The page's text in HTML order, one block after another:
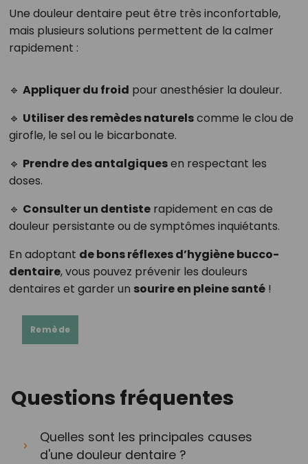
Une douleur dentaire peut être très inconfortable,
mais plusieurs solutions permettent de la calmer
rapidement :
🔹 Appliquer du froid pour anesthésier la douleur.
🔹 Utiliser des remèdes naturelscomme le clou de
girofle, le sel ou le bicarbonate.
🔹 Prendre des antalgiquesen respectant les
doses.
🔹 Consulter un dentisterapidement en cas de
douleur persistante ou de symptômes inquiétants.
En adoptant de bons réflexes d’hygiène bucco-
dentaire, vous pouvez prévenir les douleurs
dentaires et garder un sourire en pleine santé!
Remède
Questions fréquentes
Quelles sont les principales causes
d'une douleur dentaire ?